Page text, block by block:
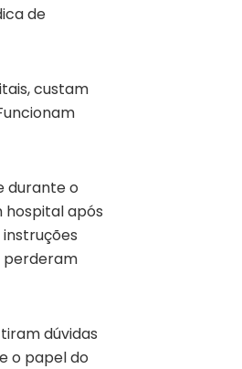
de
custam
durante o
hospital após
perderam
dúvidas
o papel do